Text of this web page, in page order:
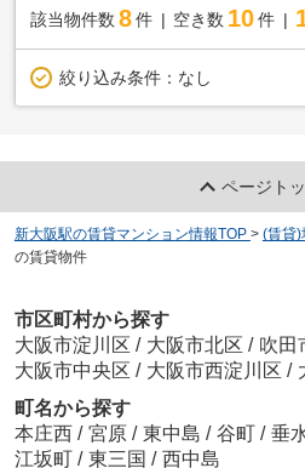
該当物件数 8件 空き数 10 件
絞り込み条件： なし
ページト
新大阪駅の賃貸マンション情報TOP > (賃貸)
の賃貸物件
市区町村から探す
大阪市淀川区 / 大阪市北区 / 吹田
大阪市中央区 / 大阪市西淀川区 /
町名から探す
本庄西 / 宮原 / 東中島 / 谷町 / 垂
江坂町 / 東三国 / 西中島